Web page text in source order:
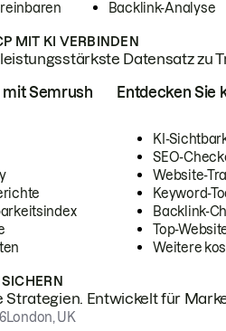
Backlink-Analyse
MIT KI VERBINDEN
Datensatz zu
mit Semrush Entdecken Sie
KI-
SEO-
Website-
Keyword-
Backlink-
Top-
Weitere
Strategien. Entwickelt für
London, UK